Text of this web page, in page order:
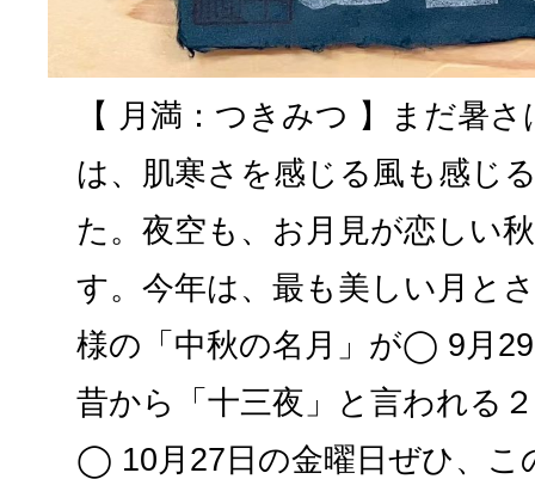
【 月満：つきみつ 】まだ暑
は、肌寒さを感じる風も感じ
た。夜空も、お月見が恋しい
す。今年は、最も美しい月と
様の「中秋の名月」が◯ 9月
昔から「十三夜」と言われる
◯ 10月27日の金曜日ぜひ、こ